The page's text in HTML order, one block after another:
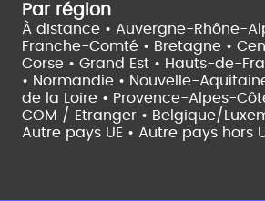
Par région
À distance • Auvergne-Rhône-
Franche-Comté • Bretagne •
Corse • Grand Est • Hauts-de-
• Normandie • Nouvelle-
de la Loire • Provence-Alpes-
COM / Etranger • Belgique/
Autre pays UE • Autre pays hors